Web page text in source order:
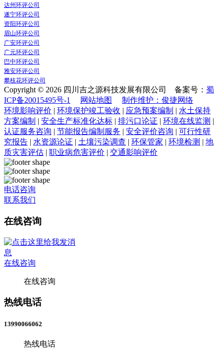
达州环评公司
遂宁环评公司
资阳环评公司
眉山环评公司
广安环评公司
广元环评公司
巴中环评公司
雅安环评公司
攀枝花环评公司
Copyright © 2026 四川吉之源科技发展有限公司 备案号： 蜀
ICP备20015495号-1
网站地图
制作维护：俊捷网络
环境影响评价 | 环境保护竣工验收 | 应急预案编制 | 水土保持
方案编制 | 安全生产标准化达标 | 排污口论证 | 环境在线监测 |
认证服务咨询 | 节能报告编制服务 | 安全评价咨询 | 可行性研
究报告 | 水资源论证 | 土壤污染调查 | 环保管家 | 环境检测 | 地
质灾害评估 | 职业病危害评价 | 交通影响评价
电话咨询
联系我们
在线咨询
在线咨询
在线咨询
热线电话
13990066062
热线电话